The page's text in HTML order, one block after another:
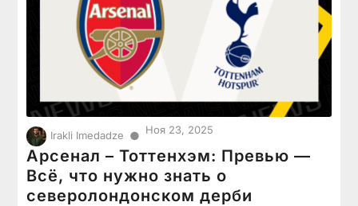
Irakli Imedadze ● Ноя 23, 2025
Арсенал – Тоттенхэм: Превью —
Всё, что нужно знать о
северолондонском дерби